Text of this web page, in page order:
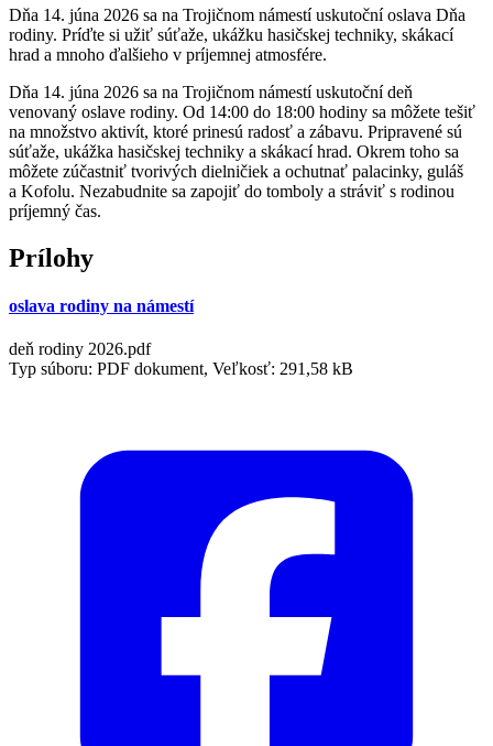
Dňa 14. júna 2026 sa na Trojičnom námestí uskutoční oslava Dňa
rodiny. Príďte si užiť súťaže, ukážku hasičskej techniky, skákací
hrad a mnoho ďalšieho v príjemnej atmosfére.
Dňa 14. júna 2026 sa na Trojičnom námestí uskutoční deň
venovaný oslave rodiny. Od 14:00 do 18:00 hodiny sa môžete tešiť
na množstvo aktivít, ktoré prinesú radosť a zábavu. Pripravené sú
súťaže, ukážka hasičskej techniky a skákací hrad. Okrem toho sa
môžete zúčastniť tvorivých dielničiek a ochutnať palacinky, guláš
a Kofolu. Nezabudnite sa zapojiť do tomboly a stráviť s rodinou
príjemný čas.
Prílohy
oslava rodiny na námestí
deň rodiny 2026.pdf
Typ súboru: PDF dokument, Veľkosť: 291,58 kB